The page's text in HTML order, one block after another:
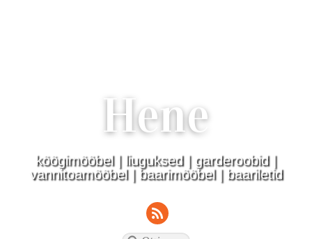
Hene
köögimööbel | liuguksed | garderoobid |
vannitoamööbel | baarimööbel | baariletid